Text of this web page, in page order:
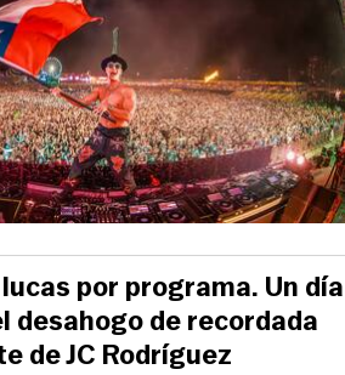
por programa. Un día
desahogo de recordada
de JC Rodríguez